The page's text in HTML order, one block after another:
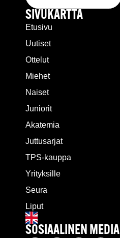
SIVUKARTTA
Etusivu
Uutiset
Ottelut
Miehet
Naiset
Juniorit
Akatemia
Juttusarjat
TPS-kauppa
Yrityksille
Seura
Liput
SOSIAALINEN MEDIA